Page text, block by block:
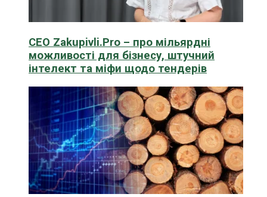
CEO Zakupivli.Pro – про мільярдні
можливості для бізнесу, штучний
інтелект та міфи щодо тендерів